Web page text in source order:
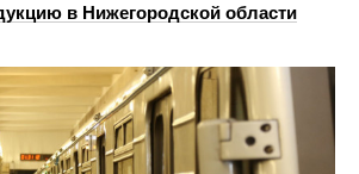
в Нижегородской области